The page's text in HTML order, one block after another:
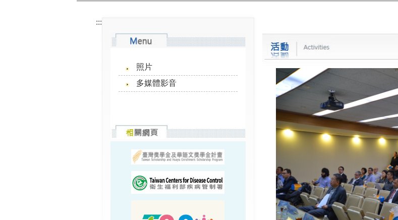
:::
照片
多媒體影音